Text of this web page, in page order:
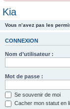
Kia
Vous n’avez pas les
CONNEXION
Nom d’utilisateur :
Mot de passe :
Se souvenir de moi
Cacher mon statut en